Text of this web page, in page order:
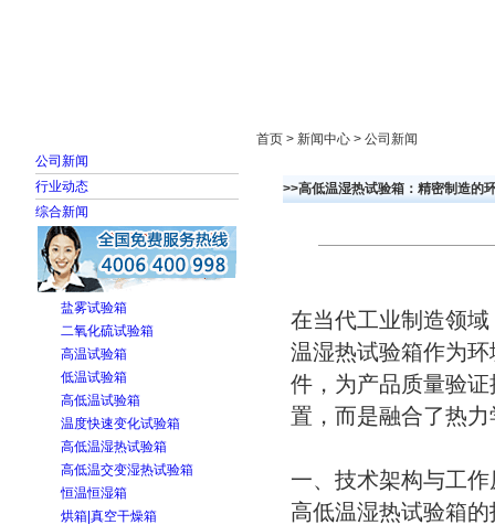
公司新闻
行业动态
综合新闻
盐雾试验箱
二氧化硫试验箱
高温试验箱
低温试验箱
高低温试验箱
温度快速变化试验箱
高低温湿热试验箱
高低温交变湿热试验箱
恒温恒湿箱
烘箱|真空干燥箱
首页 > 新闻中心 > 公司新闻
>>高低温湿热试验箱：精密制造的
在当代工业制造领
温湿热试验箱作为
件，为产品质量验
置，而是融合了热
一、技术架构与工作
高低温湿热试验箱